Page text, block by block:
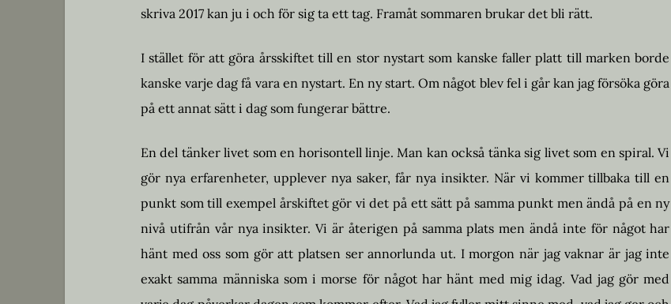
skriva 2017 kan ju i och för sig ta ett tag. Framåt sommaren brukar det bli rätt.
I stället för att göra årsskiftet till en stor nystart som kanske faller platt till marken borde
kanske varje dag få vara en nystart. En ny start. Om något blev fel i går kan jag försöka göra
på ett annat sätt i dag som fungerar bättre.
En del tänker livet som en horisontell linje. Man kan också tänka sig livet som en spiral. Vi
gör nya erfarenheter, upplever nya saker, får nya insikter. När vi kommer tillbaka till en
punkt som till exempel årskiftet gör vi det på ett sätt på samma punkt men ändå på en ny
nivå utifrån vår nya insikter. Vi är återigen på samma plats men ändå inte för något har
hänt med oss som gör att platsen ser annorlunda ut. I morgon när jag vaknar är jag inte
exakt samma människa som i morse för något har hänt med mig idag. Vad jag gör med